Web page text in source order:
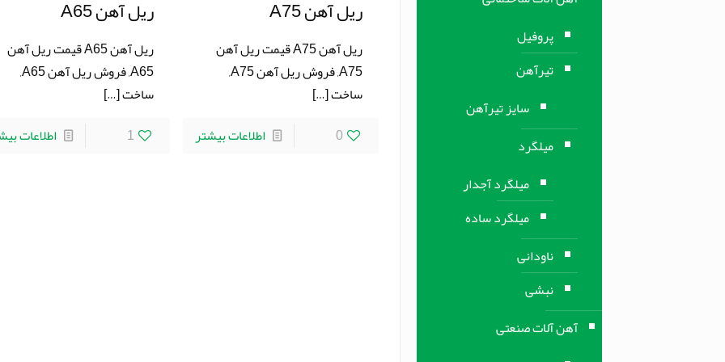
ریل آهن A75
ریل آهن A75 قیمت ریل آهن
A75, فروش ریل آهن A75,
ساخت[…]
0
اطلاعات بیشتر
ریل آهن A65
ریل آهن A65 قیمت ریل آهن
A65, فروش ریل آهن A65,
ساخت[…]
1
اطلاعات
پروفیل
تیرآهن
سایز تیرآهن
میلگرد
میلگرد آجدار
میلگرد ساده
ناودانی
نبشی
آهن آلات صنعتی